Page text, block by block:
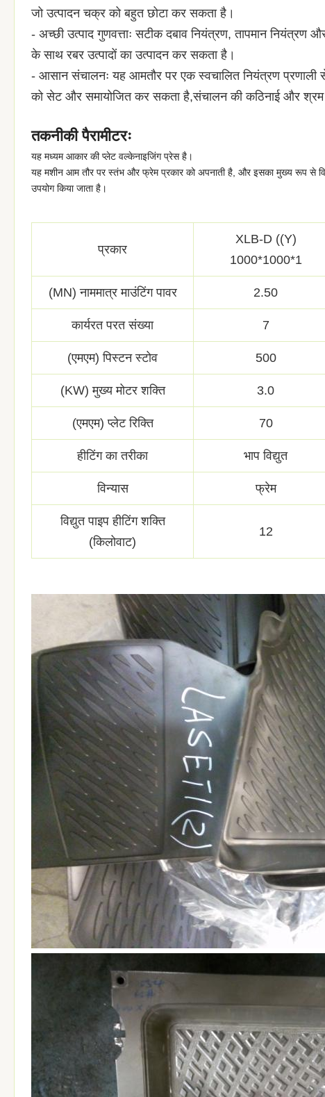
जो उत्पादन चक्र को बहुत छोटा कर सकता है।
- अच्छी उत्पाद गुणवत्ताः सटीक दबाव नियंत्रण, तापमान
के साथ रबर उत्पादों का उत्पादन कर सकता है।
- आसान संचालनः यह आमतौर पर एक स्वचालित नियंत्रण
को सेट और समायोजित कर सकता है,संचालन की कठिनाई और श्रम
तकनीकी पैरामीटरः
यह मध्यम आकार की प्लेट वल्केनाइजिंग प्रेस है।
यह मशीन आम तौर पर स्तंभ और फ्रेम प्रकार को अपनाती है, और इसका मुख्य रूप से
उपयोग किया जाता है।
प्रकार
XLB-D ((Y)
1000*1000*1
(MN) नाममात्र माउंटिंग पावर 2.50
कार्यरत परत संख्या 7
(एमएम) पिस्टन स्टोव 500
(KW) मुख्य मोटर शक्ति 3.0
(एमएम) प्लेट रिक्ति 70
हीटिंग का तरीका भाप विद्युत
विन्यास फ्रेम
विद्युत पाइप हीटिंग शक्ति
(किलोवाट)
12